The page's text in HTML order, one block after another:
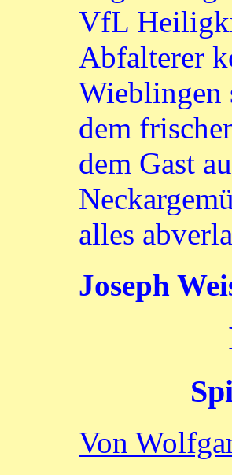
VfL
Abfalterer
Wieblingen
dem
dem Gast
alles
Joseph
Von